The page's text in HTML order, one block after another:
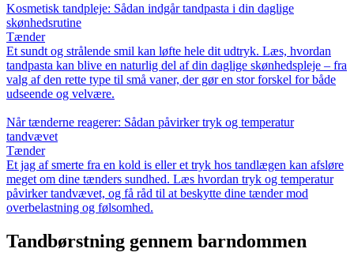
Kosmetisk tandpleje: Sådan indgår tandpasta i din daglige
skønhedsrutine
Tænder
Et sundt og strålende smil kan løfte hele dit udtryk. Læs, hvordan
tandpasta kan blive en naturlig del af din daglige skønhedspleje – fra
valg af den rette type til små vaner, der gør en stor forskel for både
udseende og velvære.
Når tænderne reagerer: Sådan påvirker tryk og temperatur
tandvævet
Tænder
Et jag af smerte fra en kold is eller et tryk hos tandlægen kan afsløre
meget om dine tænders sundhed. Læs hvordan tryk og temperatur
påvirker tandvævet, og få råd til at beskytte dine tænder mod
overbelastning og følsomhed.
Tandbørstning gennem barndommen